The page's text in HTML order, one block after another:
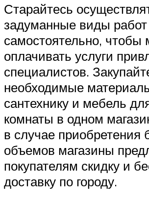
Старайтесь
задуманные виды работ
самостоятельно,
оплачивать услуги
специалистов.
необходимые
сантехнику и мебель
комнаты в одном
в случае приобретения
объемов магазины
покупателям скидку и
доставку по городу.